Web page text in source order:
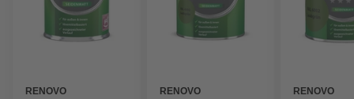
RENOVO
RENOVO
RENOVO